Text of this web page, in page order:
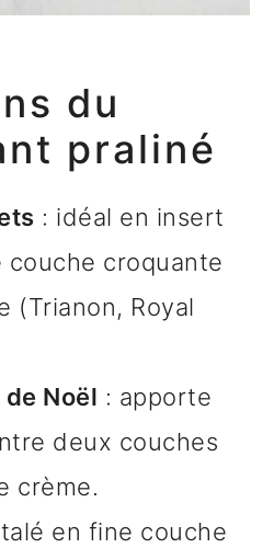
du
praliné
: idéal en insert
croquante
(Trianon, Royal
Noël : apporte
deux couches
crème.
en fine couche